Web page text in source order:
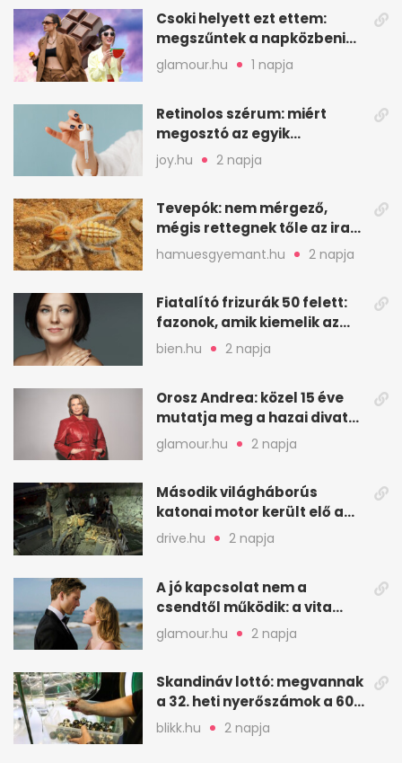
Csoki helyett ezt ettem:
megszűntek a napközbeni
nassolási rohamok
glamour.hu 1 napja
Retinolos szérum: miért
megosztó az egyik
leghatásosabb
öregedésgátló?
joy.hu 2 napja
Tevepók: nem mérgező,
mégis rettegnek tőle az iraki
sivatagban
hamuesgyemant.hu 2 napja
Fiatalító frizurák 50 felett:
fazonok, amik kiemelik az
arcodat
bien.hu 2 napja
Orosz Andrea: közel 15 éve
mutatja meg a hazai divat
arcait
glamour.hu 2 napja
Második világháborús
katonai motor került elő a
Dunából a Batthyány térnél
drive.hu 2 napja
A jó kapcsolat nem a
csendtől működik: a vita
néha egészséges jel
glamour.hu 2 napja
Skandináv lottó: megvannak
a 32. heti nyerőszámok a 600
milliós játékhoz
blikk.hu 2 napja